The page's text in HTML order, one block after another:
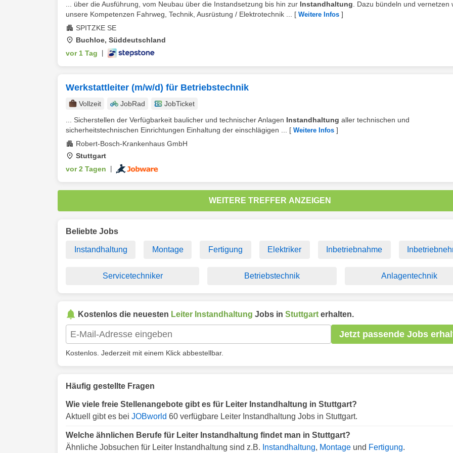
... über die Ausführung, vom Neubau über die Instandsetzung bis hin zur Instandhaltung . Dazu bündeln und vernetzen
unsere Kompetenzen Fahrweg, Technik, Ausrüstung / Elektrotechnik ...
[ Weitere Infos ]
SPITZKE SE
Buchloe, Süddeutschland
vor 1 Tag
Werkstattleiter (m/w/d) für Betriebstechnik
Vollzeit JobRad
JobTicket
... Sicherstellen der Verfügbarkeit baulicher und technischer Anlagen Instandhaltung aller technischen und
sicherheitstechnischen Einrichtungen Einhaltung der einschlägigen ...
[ Weitere Infos ]
Robert-Bosch-Krankenhaus GmbH
Stuttgart
vor 2 Tagen
WEITERE TREFFER ANZEIGEN
Beliebte Jobs
Instandhaltung Montage Fertigung Elektriker Inbetriebnahme
Servicetechniker Betriebstechnik Anlagentechnik
Kostenlos die neuesten Leiter Instandhaltung Jobs in Stuttgart erhalten.
Jetzt passende Jobs
Kostenlos. Jederzeit mit einem Klick abbestellbar.
Häufig gestellte Fragen
Wie viele freie Stellenangebote gibt es für Leiter Instandhaltung in Stuttgart?
Aktuell gibt es bei JOBworld 60 verfügbare Leiter Instandhaltung Jobs in Stuttgart.
Welche ähnlichen Berufe für Leiter Instandhaltung findet man in Stuttgart?
Ähnliche Jobsuchen für Leiter Instandhaltung sind z.B. Instandhaltung, Montage und Fertigung.